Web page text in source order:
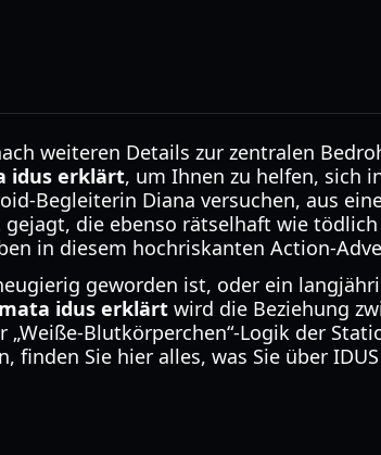
weiteren Details zur zentralen
idus erklärt, um Ihnen zu helfen, sich
Begleiterin Diana versuchen, aus
die ebenso rätselhaft wie
in diesem hochriskanten Action-
geworden ist, oder ein
idus erklärt wird die Beziehung
Blutkörperchen“-Logik der
Sie hier alles, was Sie über